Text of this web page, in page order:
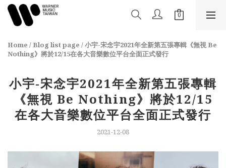
Home / Blog list page /小宇-宋念宇2021年全新第五張專輯《無視 Be
Nothing》將於12/15在各大音樂數位平台全面正式發行
小宇-宋念宇2021年全新第五張專輯
《無視 Be Nothing》將於12/15
在各大音樂數位平台全面正式發行
2021-12-08